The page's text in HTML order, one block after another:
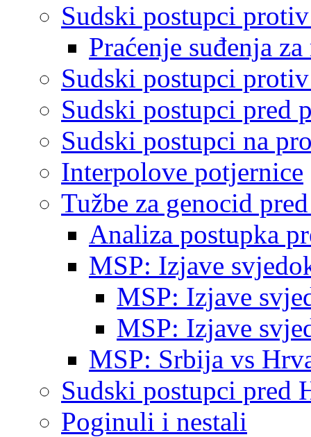
Sudski postupci
Praćenje suđenja
Sudski postupci
Sudski postupci pred
Sudski postupci na
Interpolove potjernice
Tužbe za genocid
Analiza postupka
MSP: Izjave
MSP: Izjave
MSP: Izjave
MSP: Srbija vs
Sudski postupci pred
Poginuli i nestali